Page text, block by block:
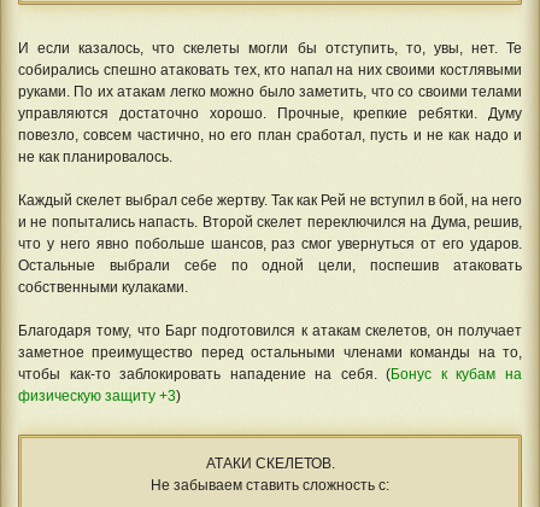
И если казалось, что скелеты могли бы отступить, то, увы, нет. Те
собирались спешно атаковать тех, кто напал на них своими костлявыми
руками. По их атакам легко можно было заметить, что со своими телами
управляются достаточно хорошо. Прочные, крепкие ребятки. Думу
повезло, совсем частично, но его план сработал, пусть и не как надо и
не как планировалось.
Каждый скелет выбрал себе жертву. Так как Рей не вступил в бой, на него
и не попытались напасть. Второй скелет переключился на Дума, решив,
что у него явно побольше шансов, раз смог увернуться от его ударов.
Остальные выбрали себе по одной цели, поспешив атаковать
собственными кулаками.
Благодаря тому, что Барг подготовился к атакам скелетов, он получает
заметное преимущество перед остальными членами команды на то,
чтобы как-то заблокировать нападение на себя. (Бонус к кубам на
физическую защиту +3)
АТАКИ СКЕЛЕТОВ.
Не забываем ставить сложность с: